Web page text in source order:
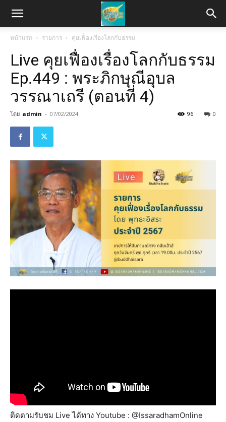
หน้าแรก รายการ คุยเฟื่องเรื่องโลกกับธรรม
Live คุยเฟื่องเรื่องโลกกับธรรม
Ep.449 : พระภิกษุณีอุบล
วรรณาเถรี (ตอนที่ 4)
โดย admin - 07/02/2024 0
96
ติดตามรับชม Live ได้ทาง Youtube : @IssaradhamOnline